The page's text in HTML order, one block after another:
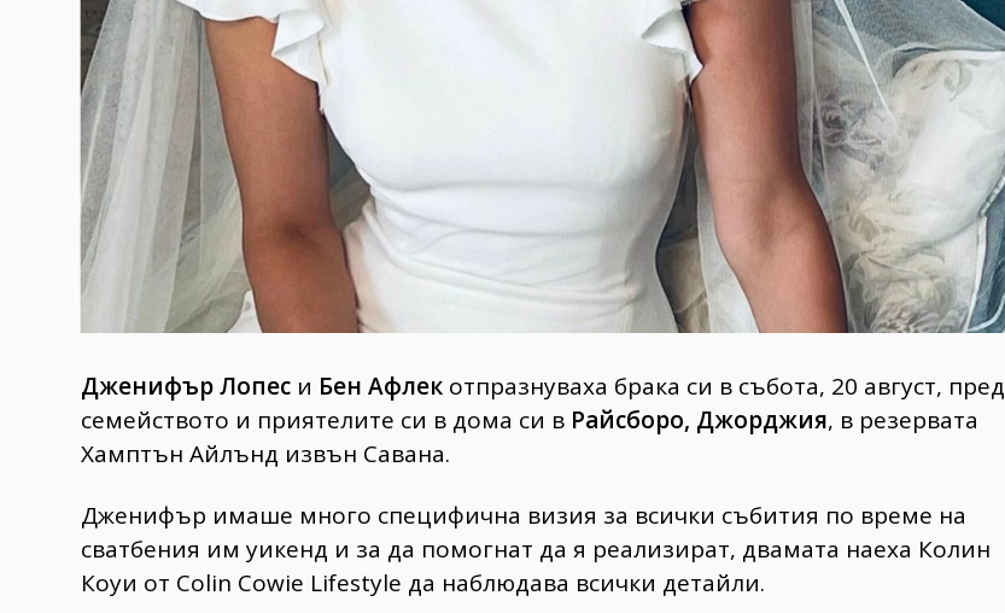
Дженифър Лопес и Бен Афлек отпразнуваха брака си в събота, 20 август, пред
семейството и приятелите си в дома си в Райсборо, Джорджия, в резервата
Хамптън Айлънд извън Савана.
Дженифър имаше много специфична визия за всички събития по време на
сватбения им уикенд и за да помогнат да я реализират, двамата наеха Колин
Коуи от Colin Cowie Lifestyle да наблюдава всички детайли.